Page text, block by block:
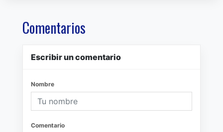
Comentarios
Escribir un comentario
Nombre
Comentario